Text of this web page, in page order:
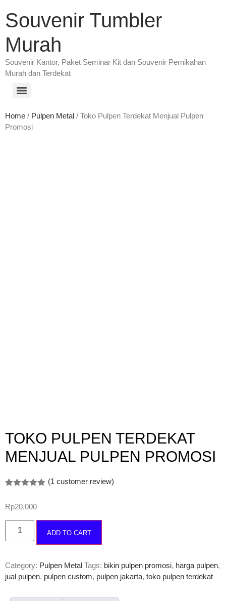
Souvenir Tumbler
Murah
Souvenir Kantor, Paket Seminar Kit dan Souvenir Pernikahan
Murah dan Terdekat
Home / Pulpen Metal / Toko Pulpen Terdekat Menjual Pulpen
Promosi
TOKO PULPEN TERDEKAT
MENJUAL PULPEN PROMOSI
based on
rating
(1 customer review)
Rp20,000
ADD TO CART
Category: Pulpen Metal Tags: bikin pulpen promosi, harga pulpen,
jual pulpen, pulpen custom, pulpen jakarta, toko pulpen terdekat